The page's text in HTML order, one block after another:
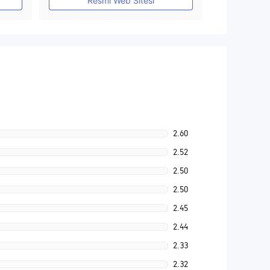
2.60
2.52
2.50
2.50
2.45
2.44
2.33
2.32